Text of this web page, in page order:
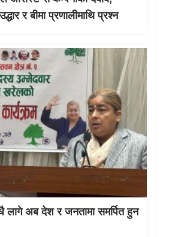
र बीमा प्रणालीमाथि प्रश्न
लागे अब देश र जनतामा समर्पित हुन